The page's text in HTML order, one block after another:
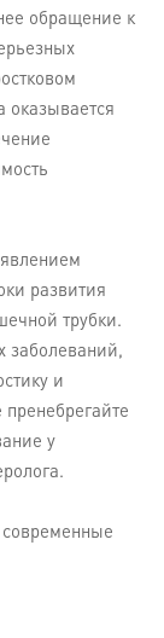
обращение к
оказывается
развития
трубки.
заболеваний,
и
у
современные